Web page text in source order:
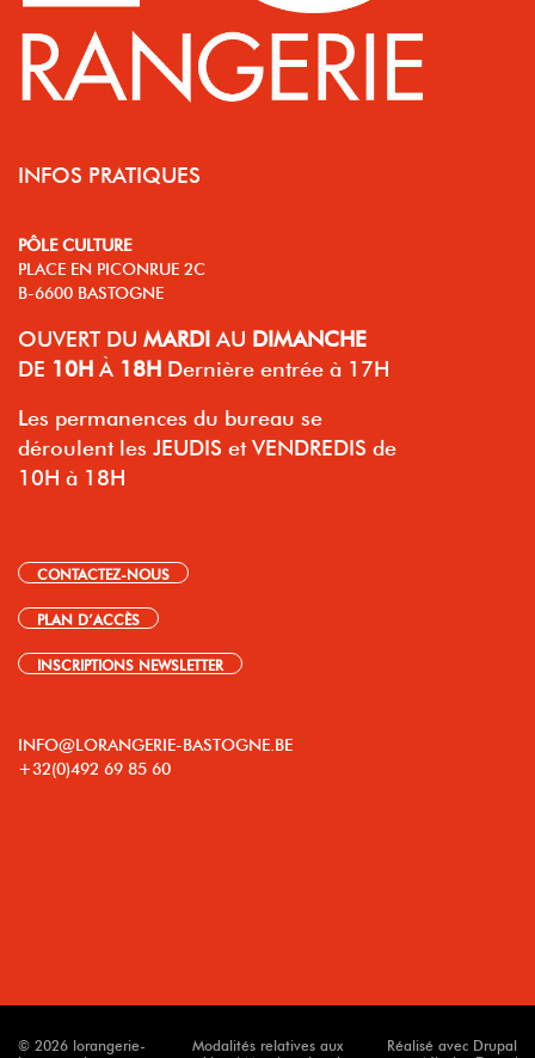
INFOS PRATIQUES
PÔLE CULTURE
PLACE EN PICONRUE 2C
B-6600 BASTOGNE
OUVERT DU MARDI AU DIMANCHE
DE 10H À 18H Dernière entrée à 17H
Les permanences du bureau se
déroulent les JEUDIS et VENDREDIS de
10H à 18H
CONTACTEZ-NOUS
PLAN D’ACCÈS
INSCRIPTIONS NEWSLETTER
INFO@LORANGERIE-BASTOGNE.BE
+32(0)492 69 85 60
© 2026 lorangerie- Modalités relatives aux Réalisé avec Drupal